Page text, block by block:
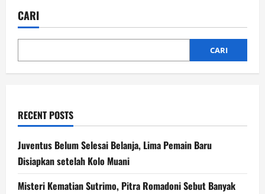
Ketua
DKI
CARI
CARI
RECENT POSTS
Juventus Belum Selesai Belanja, Lima Pemain Baru
Disiapkan setelah Kolo Muani
Misteri Kematian Sutrimo, Pitra Romadoni Sebut Banyak